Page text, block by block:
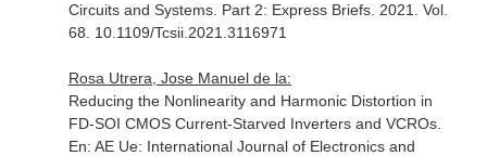
Circuits and Systems. Part 2: Express Briefs. 2021. Vol.
68. 10.1109/Tcsii.2021.3116971
Rosa Utrera, Jose Manuel de la:
Reducing the Nonlinearity and Harmonic Distortion in
FD-SOI CMOS Current-Starved Inverters and VCROs.
En: AE Ue: International Journal of Electronics and